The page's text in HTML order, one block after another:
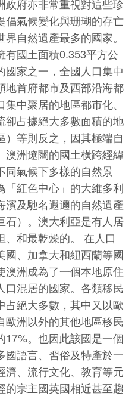
政府亦非常重視對這些珍
倡氣候變化與珊瑚的存亡
自然遺產最多的國家。
有國土面積0.353平方公
國家之一，全國人口集中
地首府都市及西部沿海都
中聚居的地區都市化、
卻占據絕大多數面積的地
等則反之，因其極端自
澳洲遼闊的國土橫跨經緯
同氣候下多樣的自然景
「紅色中心」的大維多利
濱及馳名遐邇的自然遺產
石）。澳大利亞是有人居
和最乾燥的。 在人口
國、加拿大和紐西蘭等國
澳洲成為了一個本地原住
口混居的國家。各類移民
占絕大多數，其中又以歐
歐洲以外的其他地區移民
17%。也因此該國是一個
國語言、習俗及特產於一
濟、流行文化、教育等元
的宗主國英國相近甚至趨